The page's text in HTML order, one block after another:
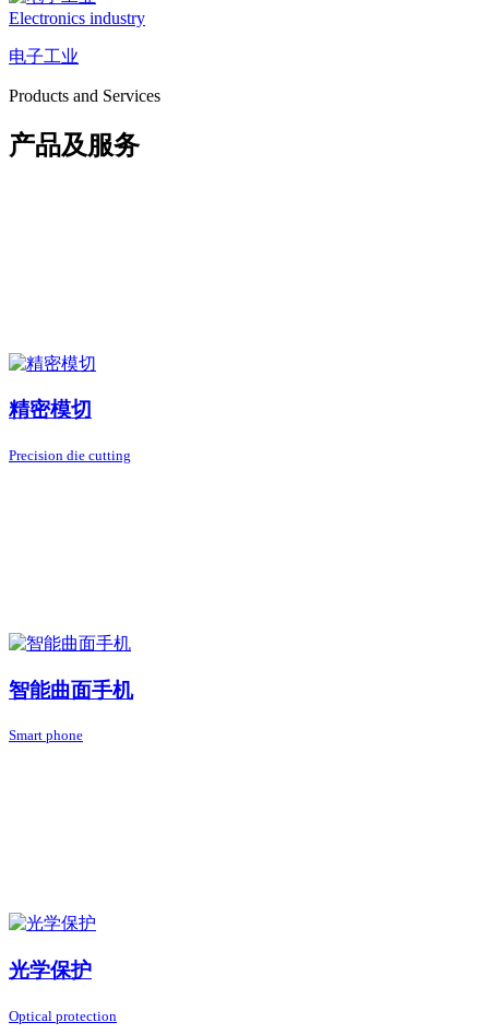
Electronics industry
电子工业
Products and Services
产品及服务
精密模切
Precision die cutting
智能曲面手机
Smart phone
光学保护
Optical protection